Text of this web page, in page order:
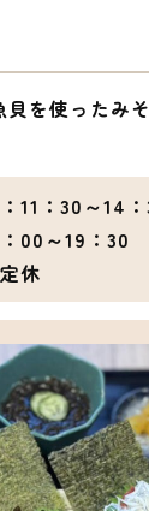
を使ったみ
11：30～14
00～19：30
休